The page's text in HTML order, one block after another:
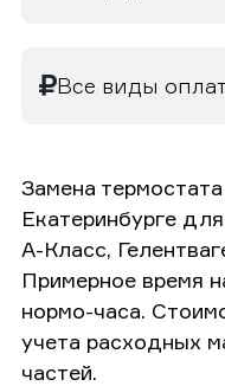
Все виды
Замена
Екатеринбурге
А-Класс,
Примерное время
нормо-часа.
учета расходных
частей.